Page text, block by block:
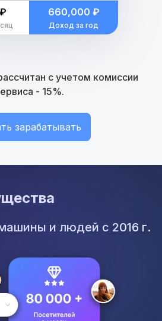
660,000 ₽
Доход за год
с учетом комиссии
- 15%.
зарабатывать
и людей с 2016 г.